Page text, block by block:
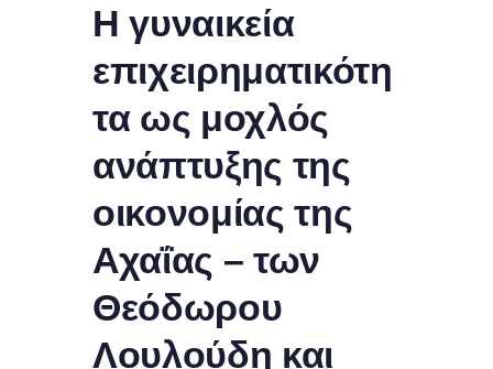
H γυναικεία
επιχειρηματικότη
τα ως μοχλός
ανάπτυξης της
οικονομίας της
Αχαΐας – των
Θεόδωρου
Λουλούδη και